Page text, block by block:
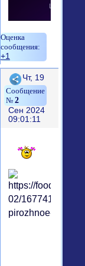
+1
Поделиться
2
Чт, 19
Сен 2024
09:01:11